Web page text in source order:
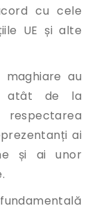
cu cele
UE și alte
au
atât de la
ai
și ai unor